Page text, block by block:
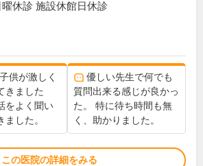
休診 施設休館日休診
供が激しく
きました
をよく聞い
した。
優しい先生で何でも
質問出来る感じが良かっ
た。 特に待ち時間も無
く、助かりました。
この医院の詳細をみる